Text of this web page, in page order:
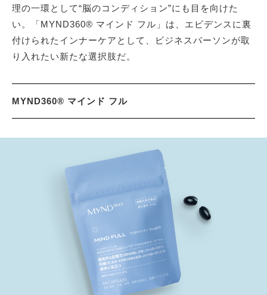
理の一環として“脳のコンディション”にも目を向けた
い。「MYND360® マインド フル」は、エビデンスに裏
付けられたインナーケアとして、ビジネスパーソンが取
り入れたい新たな選択肢だ。
MYND360® マインド フル